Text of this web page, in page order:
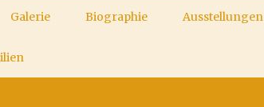
Galerie Biographie Ausstellungen